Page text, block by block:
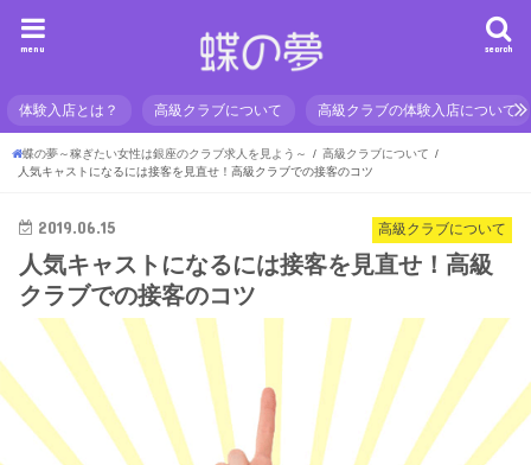
search
menu
体験入店とは？ 高級クラブについて 高級クラブの体験入店について
蝶の夢～稼ぎたい女性は銀座のクラブ求人を見よう～
高級クラブについて
人気キャストになるには接客を見直せ！高級クラブでの接客のコツ
高級クラブについて
2019.06.15
人気キャストになるには接客を見直せ！高級
クラブでの接客のコツ